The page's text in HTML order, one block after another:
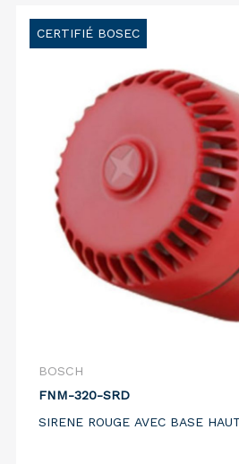
CERTIFIÉ BOSEC
BOSCH
FNM-320-SRD
SIRENE ROUGE AVEC BASE